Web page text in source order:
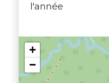
l'année
+
−